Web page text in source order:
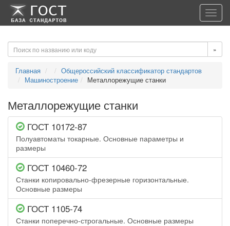
-->-->
»
Главная
Общероссийский классификатор стандартов
Машиностроение
Металлорежущие станки
Металлорежущие станки
ГОСТ 10172-87
Полуавтоматы токарные. Основные параметры и
размеры
ГОСТ 10460-72
Станки копировально-фрезерные горизонтальные.
Основные размеры
ГОСТ 1105-74
Станки поперечно-строгальные. Основные размеры